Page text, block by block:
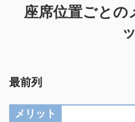
座席位置ごとの
最前列
メリット